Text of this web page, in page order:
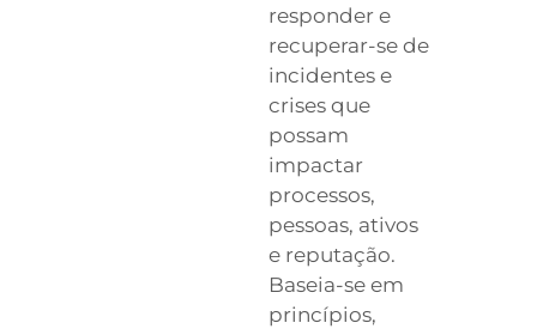
responder e
recuperar-se de
incidentes e
crises que
possam
impactar
processos,
pessoas, ativos
e reputação.
Baseia-se em
princípios,